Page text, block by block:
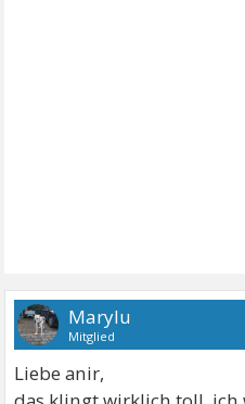
Marylu
Mitglied
Liebe anir,